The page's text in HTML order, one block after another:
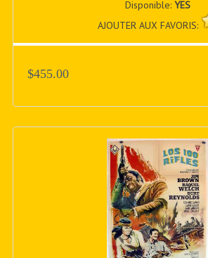
Disponible:YES
AJOUTER AUX FAVORIS:
$455.00